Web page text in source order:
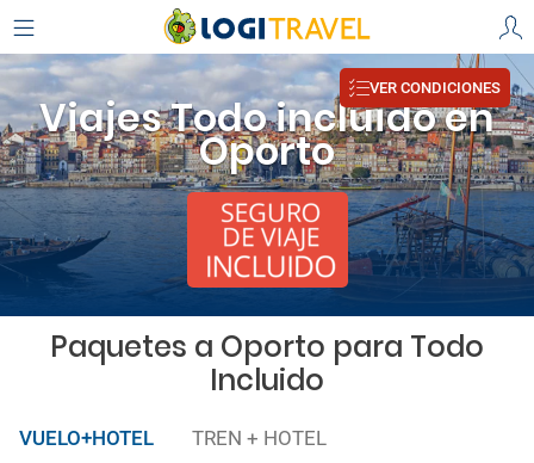
Viajes Todo incluido en
Oporto
VER CONDICIONES
Paquetes a Oporto para Todo
Incluido
VUELO+HOTEL TREN + HOTEL